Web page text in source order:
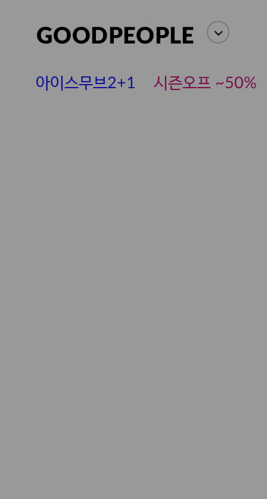
아이스무브2+1 시즌오프 ~50%